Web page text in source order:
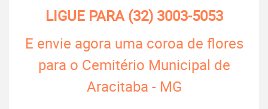
LIGUE PARA(32) 3003-5053
E envie agora uma coroa de flores
para o Cemitério Municipal de
Aracitaba - MG